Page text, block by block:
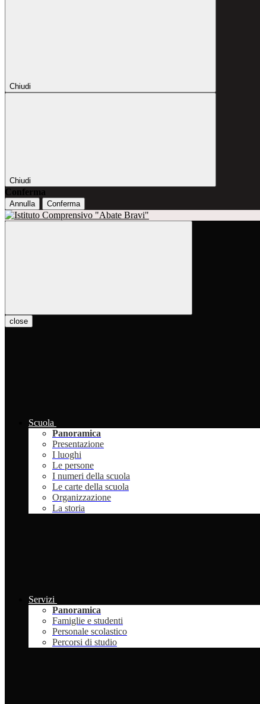
Chiudi
Chiudi
Conferma
Annulla Conferma
close
Scuola
Panoramica
Presentazione
I luoghi
Le persone
I numeri della scuola
Le carte della scuola
Organizzazione
La storia
Servizi
Panoramica
Famiglie e studenti
Personale scolastico
Percorsi di studio